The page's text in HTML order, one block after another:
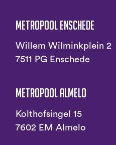
Metropool Enschede
Willem Wilminkplein 2
7511 PG Enschede
Metropool Almelo
Kolthofsingel 15
7602 EM Almelo